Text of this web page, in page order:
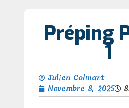
Préping
1
Julien Colmant
Novembre 8, 2025